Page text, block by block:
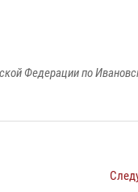
Федерации по